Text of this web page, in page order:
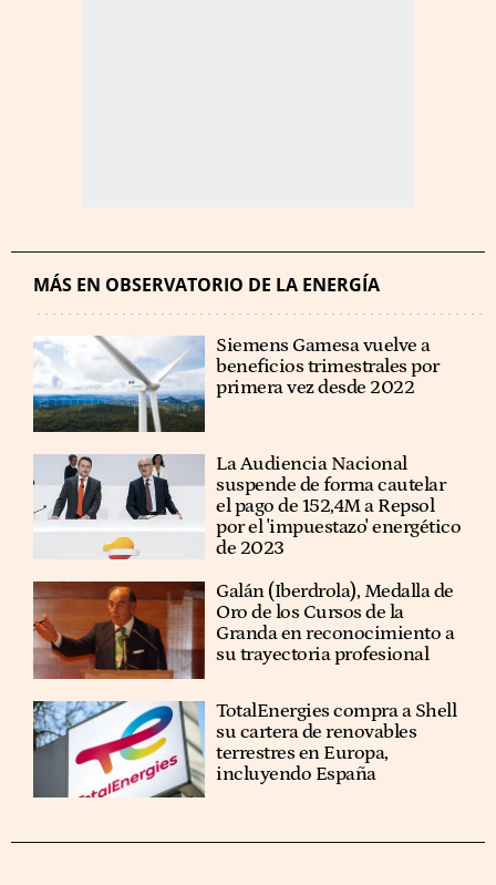
MÁS EN OBSERVATORIO DE LA ENERGÍA
Siemens Gamesa vuelve a
beneficios trimestrales por
primera vez desde 2022
La Audiencia Nacional
suspende de forma cautelar
el pago de 152,4M a Repsol
por el 'impuestazo' energético
de 2023
Galán (Iberdrola), Medalla de
Oro de los Cursos de la
Granda en reconocimiento a
su trayectoria profesional
TotalEnergies compra a Shell
su cartera de renovables
terrestres en Europa,
incluyendo España